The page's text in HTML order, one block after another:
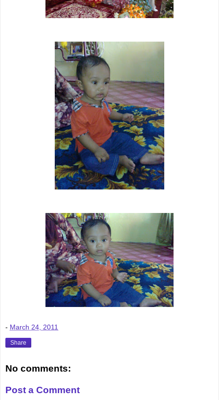
- March 24, 2011
Share
No comments:
Post a Comment